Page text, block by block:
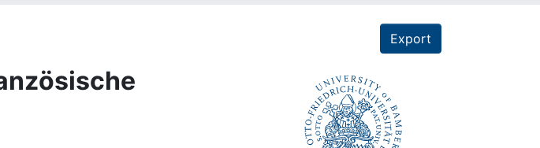
Export